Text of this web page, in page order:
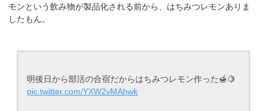
モンという飲み物が製品化される前から、はちみつレモンありま
したもん。
明後日から部活の合宿だからはちみつレモン作った🍯🍋
pic.twitter.com/YXW2vMAhwk